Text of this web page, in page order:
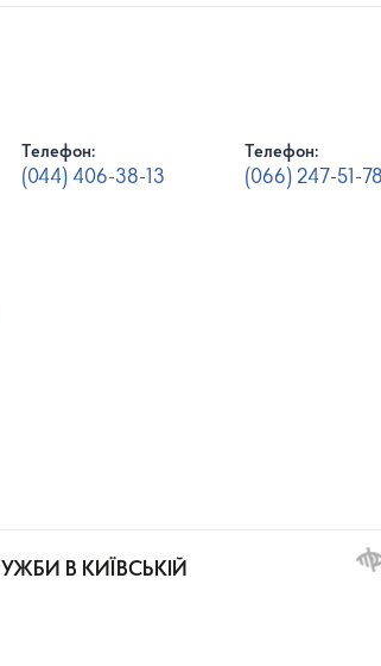
Телефон:
(044) 406-38-13
Телефон:
(066) 247-51-
В КИЇВСЬКІЙ